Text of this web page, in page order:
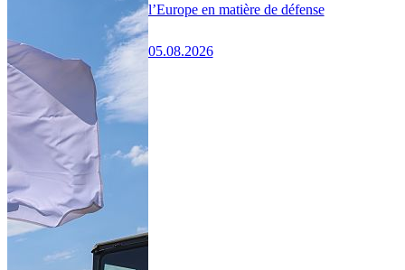
l’Europe en matière de défense
05.08.2026